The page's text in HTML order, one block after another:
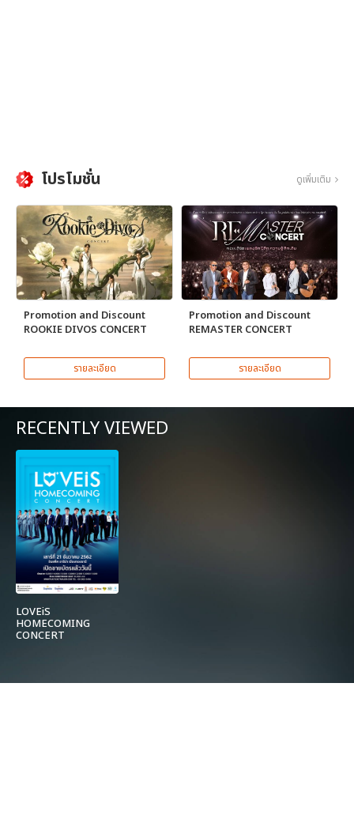
โปรโมชั่น ดูเพิ่มเติม
Promotion and Discount
ROOKIE DIVOS CONCERT
รายละเอียด
Promotion and Discount
REMASTER CONCERT
รายละเอียด
RECENTLY VIEWED
LOVEiS
HOMECOMING
CONCERT